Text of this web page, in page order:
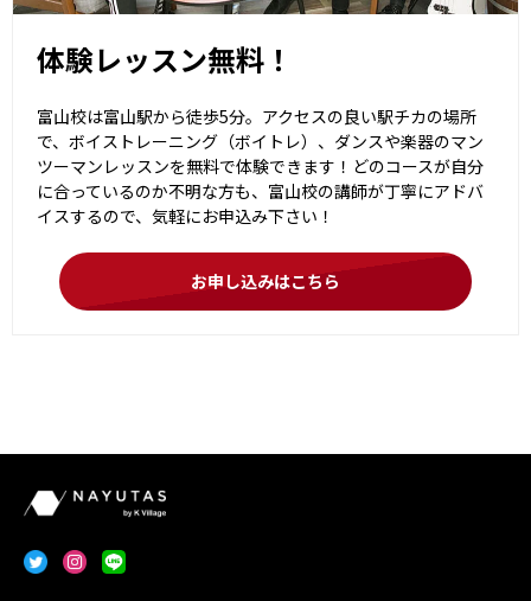
体験レッスン無料！
富山校は富山駅から徒歩5分。アクセスの良い駅チカの場所
で、ボイストレーニング（ボイトレ）、ダンスや楽器のマン
ツーマンレッスンを無料で体験できます！どのコースが自分
に合っているのか不明な方も、富山校の講師が丁寧にアドバ
イスするので、気軽にお申込み下さい！
お申し込みはこちら